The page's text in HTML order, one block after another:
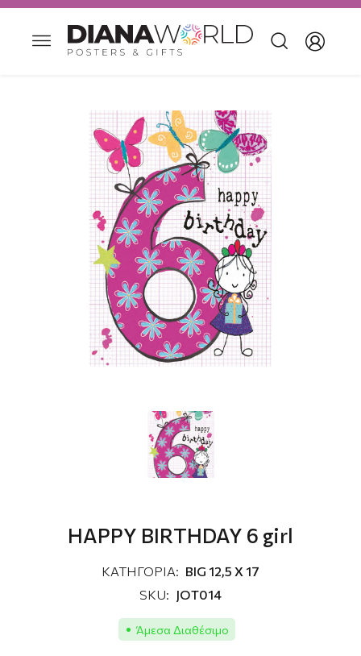
HAPPY BIRTHDAY 6 girl
ΚΑΤΗΓΟΡΙΑ: BIG 12,5 X 17
SKU: JOT014
Άμεσα Διαθέσιμο